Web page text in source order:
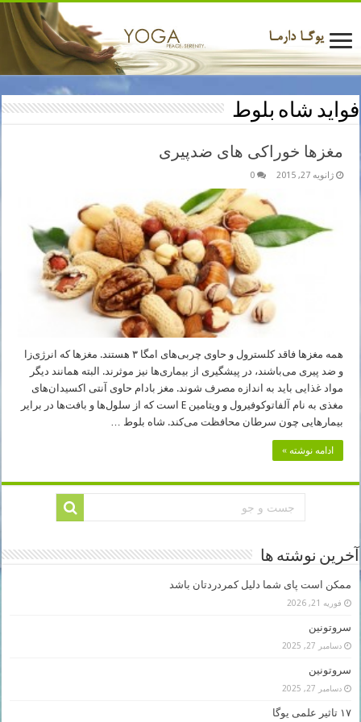
فواید شاه بلوط
مغزها خوراکی های ضدپیری
ژانویه 27, 2015 0
همه مغزها فاقد کلسترول و حاوی چربی‌های امگا ۳ هستند. مغزها که انرژی‌زا
و ضد پیری می‌باشند، در پیشگیری از بیماری‌ها نیز موثرند. البته همانند دیگر
مواد غذایی باید به اندازه مصرف شوند. مغز بادام حاوی آنتی اکسیدان‌های
مغذی به نام آلفاتوکوفیرول و ویتامین E است که از سلول‌ها و بافت‌ها در برایر
بیمارهایی چون سرطان محافظت می‌کند. شاه بلوط …
ادامه نوشته »
آخرین نوشته ها
ممکن است پای شما دلیل کمردردتان باشد
فوریه 21, 2026
سروتونین
دسامبر 27, 2025
سروتونین
دسامبر 27, 2025
۱۷ تاثیر علمی یوگا